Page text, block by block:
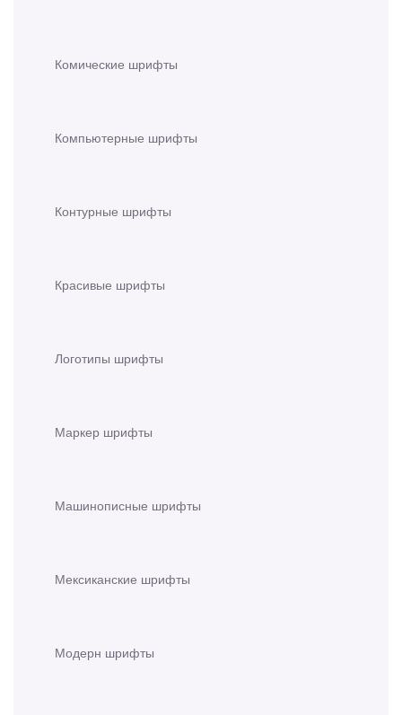
Комические шрифты
Компьютерные шрифты
Контурные шрифты
Красивые шрифты
Логотипы шрифты
Маркер шрифты
Машинописные шрифты
Мексиканские шрифты
Модерн шрифты